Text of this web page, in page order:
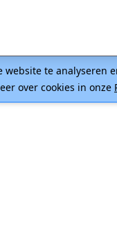
te analyseren
over cookies in onze